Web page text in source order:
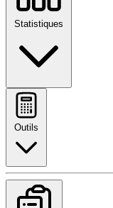
Statistiques
Outils